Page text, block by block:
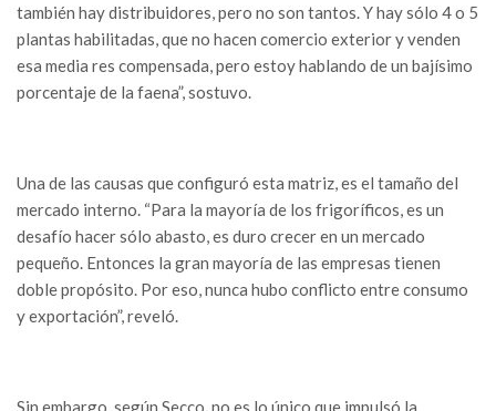
también hay distribuidores, pero no son tantos. Y hay sólo 4 o 5
plantas habilitadas, que no hacen comercio exterior y venden
esa media res compensada, pero estoy hablando de un bajísimo
porcentaje de la faena”, sostuvo.
Una de las causas que configuró esta matriz, es el tamaño del
mercado interno. “Para la mayoría de los frigoríficos, es un
desafío hacer sólo abasto, es duro crecer en un mercado
pequeño. Entonces la gran mayoría de las empresas tienen
doble propósito. Por eso, nunca hubo conflicto entre consumo
y exportación”, reveló.
Sin embargo, según Secco, no es lo único que impulsó la